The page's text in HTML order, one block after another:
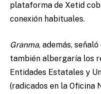
plataforma de Xetid
conexión habituales.
Granma, además,
también albergaría los
Entidades Estatales y
(radicados en la Oficina